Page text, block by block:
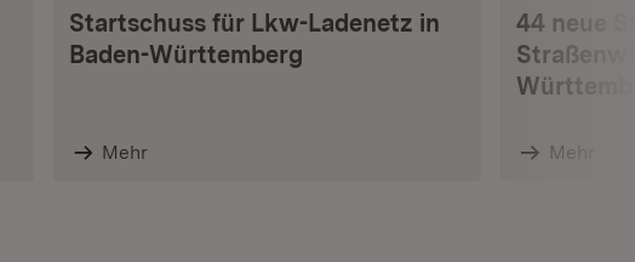
Startschuss für Lkw-Ladenetz in
Baden-Württemberg
Mehr
44 neue
Mehr